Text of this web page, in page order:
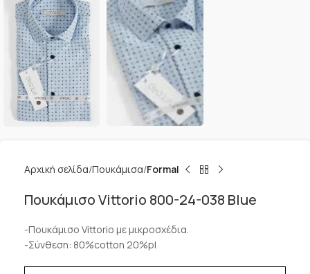
Αρχική σελίδα Πουκάμισα Formal
Πουκάμισο Vittorio 800-24-038 Blue
-Πουκάμισο Vittorio με μικροσχέδια.
-Σύνθεση: 80%cotton 20%pl